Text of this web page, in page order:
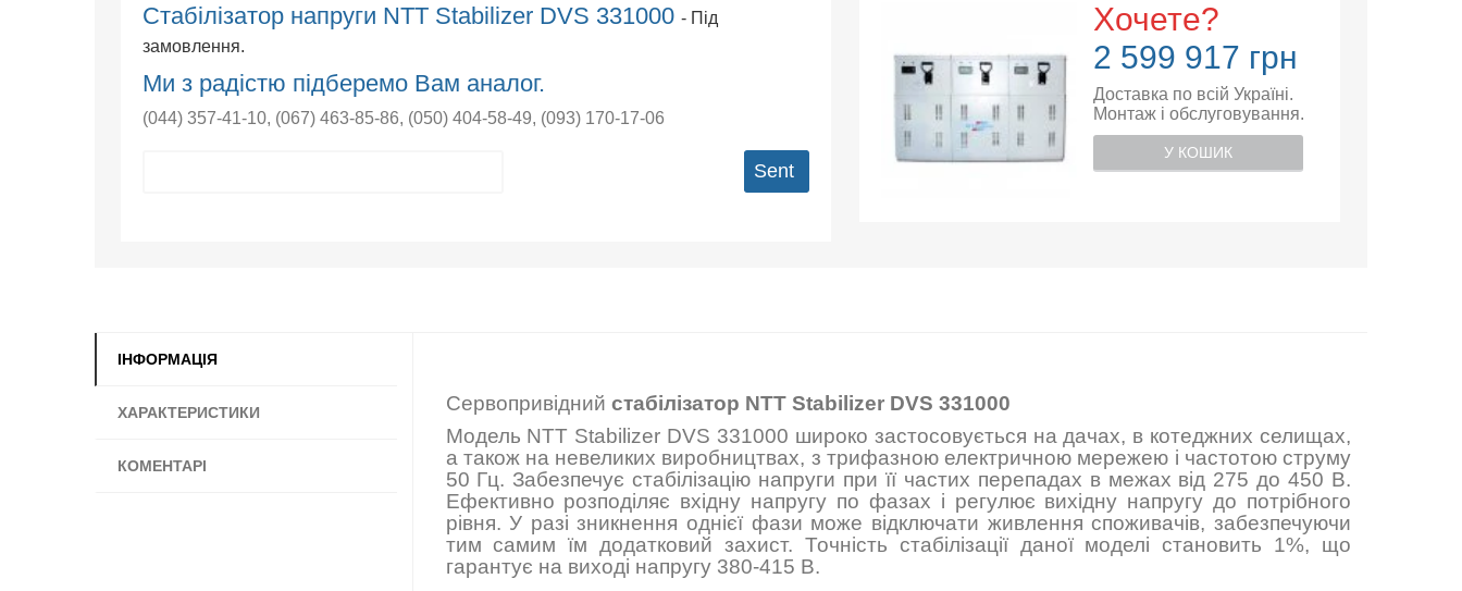
Cтабілізатор напруги NTT Stabilizer DVS 331000- Під
замовлення.
Ми з радістю підберемо Вам аналог.
(044) 357-41-10, (067) 463-85-86, (050) 404-58-49, (093) 170-17-06
Sent
Хочете?
2 599 917 грн
Доставка по всій Україні.
Монтаж і обслуговування.
У КОШИК
ІНФОРМАЦІЯ
ХАРАКТЕРИСТИКИ
КОМЕНТАРІ
Сервопривідний стабілізатор NTT Stabilizer DVS 331000
Модель NTT Stabilizer DVS 331000 широко застосовується на дачах, в котеджних селищах,
а також на невеликих виробництвах, з трифазною електричною мережею і частотою струму
50 Гц. Забезпечує стабілізацію напруги при її частих перепадах в межах від 275 до 450 В.
Ефективно розподіляє вхідну напругу по фазах і регулює вихідну напругу до потрібного
рівня. У разі зникнення однієї фази може відключати живлення споживачів, забезпечуючи
тим самим їм додатковий захист. Точність стабілізації даної моделі становить 1%, що
гарантує на виході напругу 380-415 В.